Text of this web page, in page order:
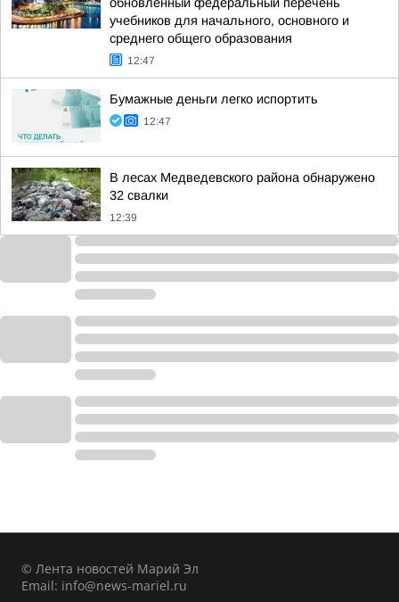
учебников для начального, основного и
среднего общего образования
12:47
Бумажные деньги легко испортить
12:47
В лесах Медведевского района обнаружено
32 свалки
12:39
© Лента новостей Марий Эл
Email: info@news-mariel.ru